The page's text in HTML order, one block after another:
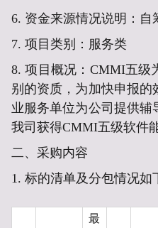
6. 资金来源情况说明：自
7. 项目类别： 服务类
8. 项目概况： CMMI五级
别的资质，为加快申报
业服务单位为公司提供辅
我司获得CMMI五级软件
二、 采购内容
1. 标的清单及分包情况如
最